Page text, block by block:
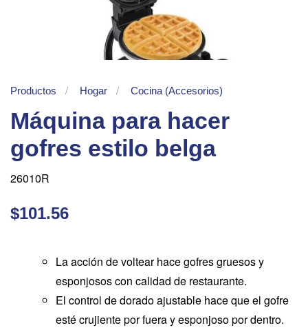
Productos Hogar Cocina (Accesorios)
Máquina para hacer
gofres estilo belga
26010R
$101.56
La acción de voltear hace gofres gruesos y
esponjosos con calidad de restaurante.
El control de dorado ajustable hace que el gofre
esté crujiente por fuera y esponjoso por dentro.